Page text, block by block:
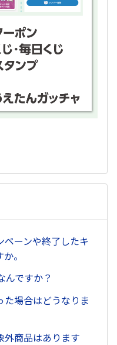
ーンや終了したキ
。
んですか？
場合はどうなりま
外商品はあります